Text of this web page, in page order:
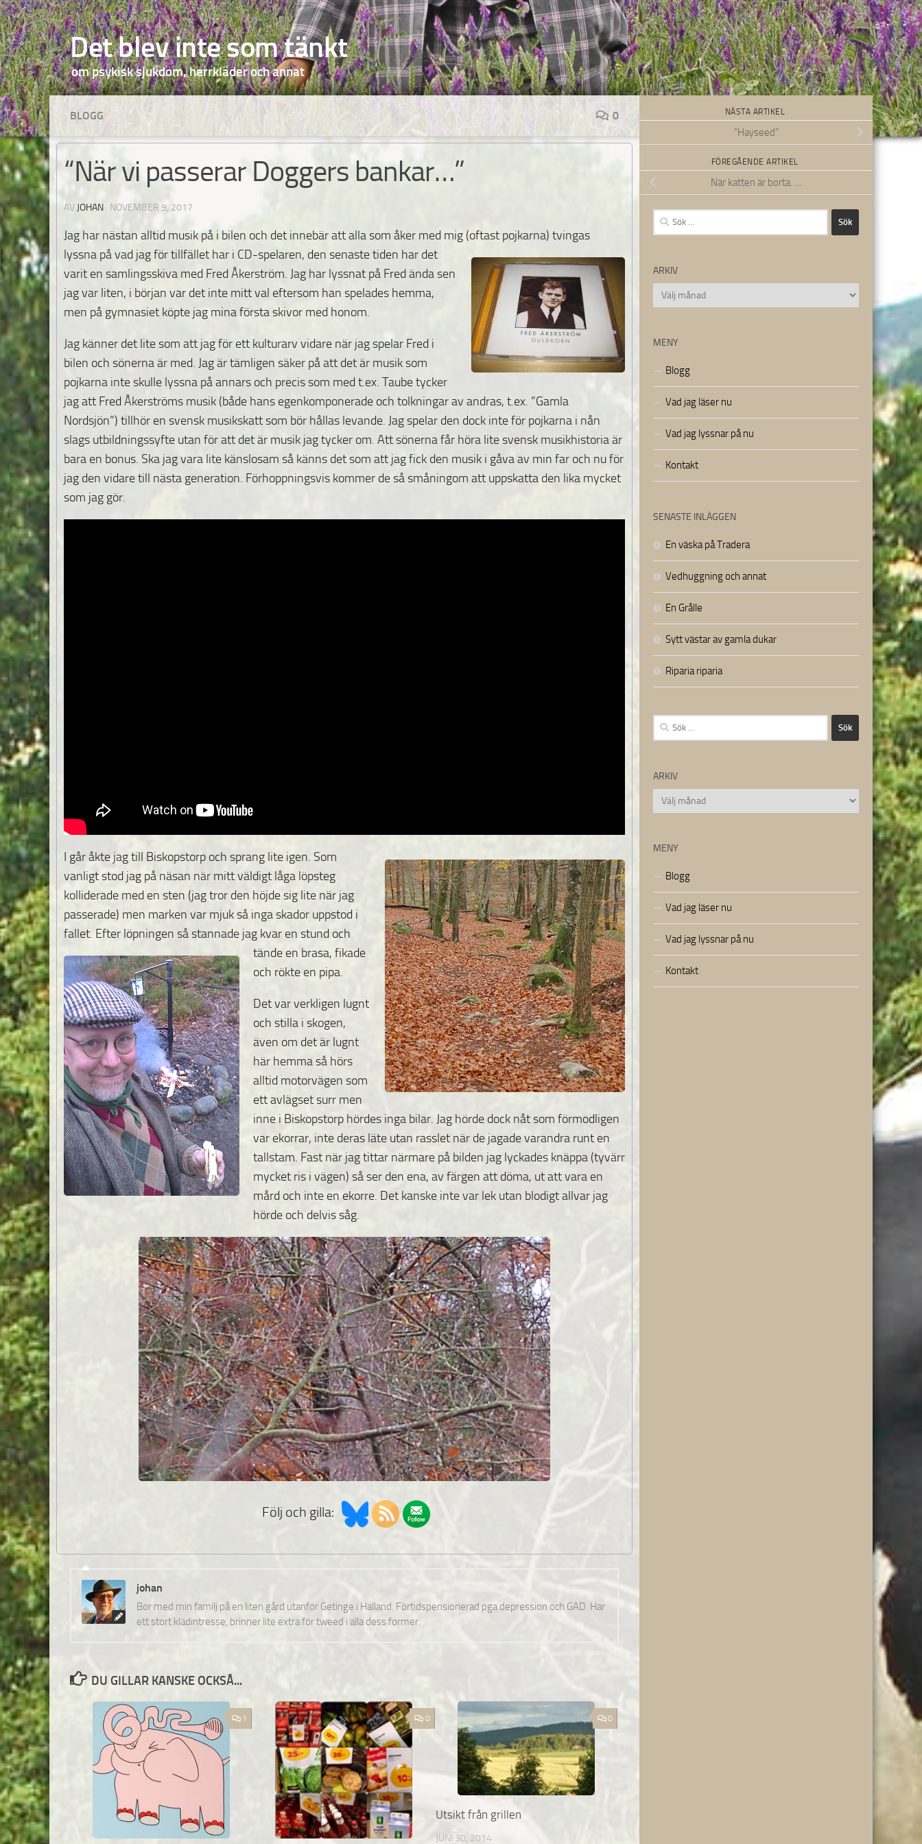
Hoppa till innehåll
Det blev inte som tänkt
om psykisk sjukdom, herrkläder och annat
BLOGG 0
“När vi passerar Doggers bankar…”
AV JOHAN · NOVEMBER 9, 2017
Jag har nästan alltid musik på i bilen och det innebär att alla som åker med mig (oftast pojkarna) tvingas
lyssna på vad jag för tillfället har i CD-spelaren, den senaste tiden har det
varit en samlingsskiva med Fred Åkerström. Jag har lyssnat på Fred ända sen
jag var liten, i början var det inte mitt val eftersom han spelades hemma,
men på gymnasiet köpte jag mina första skivor med honom.
Jag känner det lite som att jag för ett kulturarv vidare när jag spelar Fred i
bilen och sönerna är med. Jag är tämligen säker på att det är musik som
pojkarna inte skulle lyssna på annars och precis som med t.ex. Taube tycker
jag att Fred Åkerströms musik (både hans egenkomponerade och tolkningar av andras, t.ex. ”Gamla
Nordsjön”) tillhör en svensk musikskatt som bör hållas levande. Jag spelar den dock inte för pojkarna i nån
slags utbildningssyfte utan för att det är musik jag tycker om. Att sönerna får höra lite svensk musikhistoria är
bara en bonus. Ska jag vara lite känslosam så känns det som att jag fick den musik i gåva av min far och nu för
jag den vidare till nästa generation. Förhoppningsvis kommer de så småningom att uppskatta den lika mycket
som jag gör.
I går åkte jag till Biskopstorp och sprang lite igen. Som
vanligt stod jag på näsan när mitt väldigt låga löpsteg
kolliderade med en sten (jag tror den höjde sig lite när jag
passerade) men marken var mjuk så inga skador uppstod i
fallet. Efter löpningen så stannade jag kvar en stund och
tände en brasa, fikade
och rökte en pipa.
Det var verkligen lugnt
och stilla i skogen,
även om det är lugnt
här hemma så hörs
alltid motorvägen som
ett avlägset surr men
inne i Biskopstorp hördes inga bilar. Jag hörde dock nåt som förmodligen
var ekorrar, inte deras läte utan rasslet när de jagade varandra runt en
tallstam. Fast när jag tittar närmare på bilden jag lyckades knäppa (tyvärr
mycket ris i vägen) så ser den ena, av färgen att döma, ut att vara en
mård och inte en ekorre. Det kanske inte var lek utan blodigt allvar jag
hörde och delvis såg.
Följ och gilla:
johan
Bor med min familj på en liten gård utanför Getinge i Halland. Förtidspensionerad pga depression och GAD. Har
ett stort klädintresse, brinner lite extra för tweed i alla dess former.
DU GILLAR KANSKE OCKSÅ...
1 0 0
Utsikt från grillen
JUNI 30, 2014
NÄSTA ARTIKEL
”Hayseed”
FÖREGÅENDE ARTIKEL
När katten är borta…..
Sök
efter:
ARKIV
Arkiv
MENY
Blogg
Vad jag läser nu
Vad jag lyssnar på nu
Kontakt
SENASTE INLÄGGEN
En väska på Tradera
Vedhuggning och annat
En Grålle
Sytt västar av gamla dukar
Riparia riparia
Sök
efter:
ARKIV
Arkiv
MENY
Blogg
Vad jag läser nu
Vad jag lyssnar på nu
Kontakt